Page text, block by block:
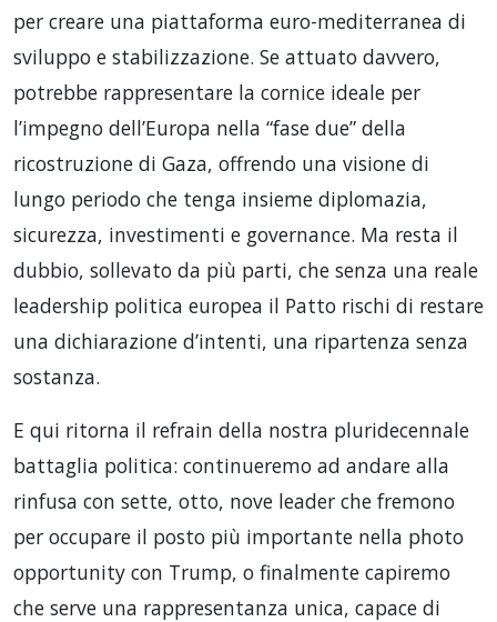
per creare una piattaforma euro-mediterranea di
sviluppo e stabilizzazione. Se attuato davvero,
potrebbe rappresentare la cornice ideale per
l’impegno dell’Europa nella “fase due” della
ricostruzione di Gaza, offrendo una visione di
lungo periodo che tenga insieme diplomazia,
sicurezza, investimenti e governance. Ma resta il
dubbio, sollevato da più parti, che senza una reale
leadership politica europea il Patto rischi di restare
una dichiarazione d’intenti, una ripartenza senza
sostanza.
E qui ritorna il refrain della nostra pluridecennale
battaglia politica: continueremo ad andare alla
rinfusa con sette, otto, nove leader che fremono
per occupare il posto più importante nella photo
opportunity con Trump, o finalmente capiremo
che serve una rappresentanza unica, capace di